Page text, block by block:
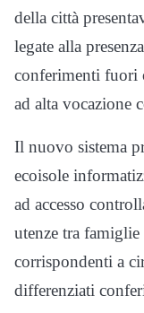
della città
legate alla
conferimenti fuori
ad alta vocazione
Il nuovo sistema
ecoisole
ad accesso
utenze tra
corrispondenti a
differenziati